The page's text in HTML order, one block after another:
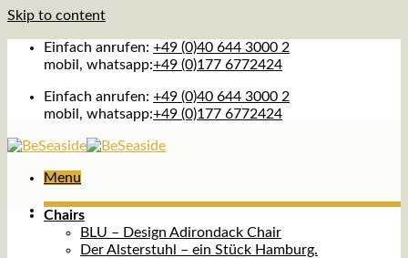
Skip to content
Einfach anrufen: +49 (0)40 644 3000 2
mobil, whatsapp:+49 (0)177 6772424
Einfach anrufen: +49 (0)40 644 3000 2
mobil, whatsapp:+49 (0)177 6772424
Menu
Chairs
BLU – Design Adirondack Chair
Der Alsterstuhl – ein Stück Hamburg.